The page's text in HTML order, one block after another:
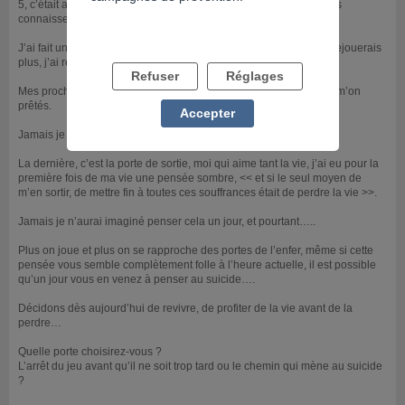
5, c’était a chaque fois pour m’en sortir ( un nouveau départ ) vous
connaissez la suite….
J’ai fait un dossier de surendettement et je m’étais dis que je ne rejouerais
plus, j’ai rejoué.
Mes proches m’ont aidées financièrement j’ai joué l’argent qu’ils m’on
prêtés.
Jamais je ne pensais en arriver là, faire toutes ces choses.
La dernière, c’est la porte de sortie, moi qui aime tant la vie, j’ai eu pour la
première fois de ma vie une pensée sombre, << et si le seul moyen de
m’en sortir, de mettre fin à toutes ces souffrances était de perdre la vie >>.
Jamais je n’aurai imaginé penser cela un jour, et pourtant…..
Plus on joue et plus on se rapproche des portes de l’enfer, même si cette
pensée vous semble complètement folle à l’heure actuelle, il est possible
qu’un jour vous en venez à penser au suicide….
Décidons dès aujourd’hui de revivre, de profiter de la vie avant de la
perdre…
Quelle porte choisirez-vous ?
L’arrêt du jeu avant qu’il ne soit trop tard ou le chemin qui mène au suicide
?
Refuser Réglages
Accepter